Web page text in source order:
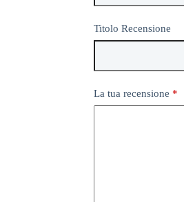
Titolo Recensione
La tua recensione *